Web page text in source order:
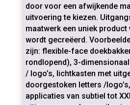
door voor een afwijkende
uitvoering te kiezen.
maatwerk een uniek product
wordt gecreëerd.
zijn: flexible-face
rondlopend), 3-
/ logo’s, lichtkasten met
doorgestoken letters /
applicaties van subtiel tot